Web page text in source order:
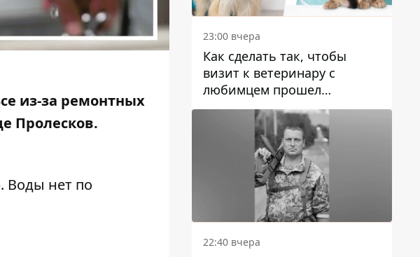
из-за ремонтных
Пролесков.
. Воды нет по
23:00 вчера
Как сделать так, чтобы
визит к ветеринару с
любимцем прошел
спокойно: простые советы
22:40 вчера